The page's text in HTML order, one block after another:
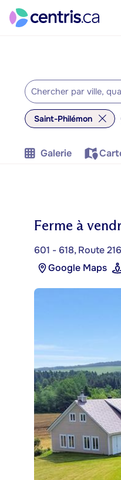
Saint-Philémon
Galerie
Ferme à
601 - 618, Route
Google Maps